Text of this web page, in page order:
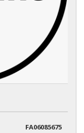
FA06085675